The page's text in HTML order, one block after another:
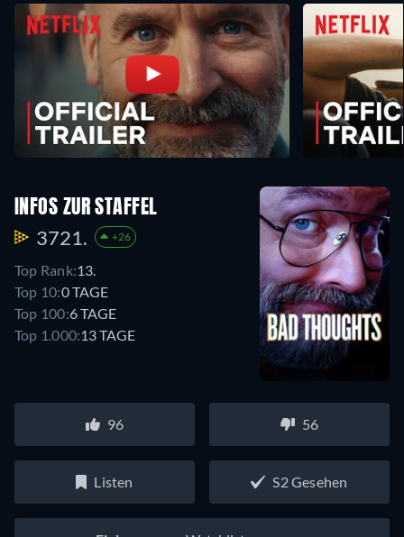
INFOS ZUR STAFFEL
3721. +26
Top Rank:13.
Top 10:0 TAGE
Top 100:6 TAGE
Top 1.000:13 TAGE
96 56
Listen S2 Gesehen